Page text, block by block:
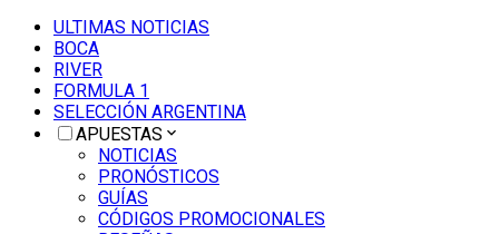
ULTIMAS NOTICIAS
BOCA
RIVER
FORMULA 1
SELECCIÓN ARGENTINA
APUESTAS
NOTICIAS
PRONÓSTICOS
GUÍAS
CÓDIGOS PROMOCIONALES